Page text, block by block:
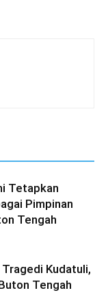
Tetapkan
Pimpinan
Tengah
Kudatuli,
Tengah